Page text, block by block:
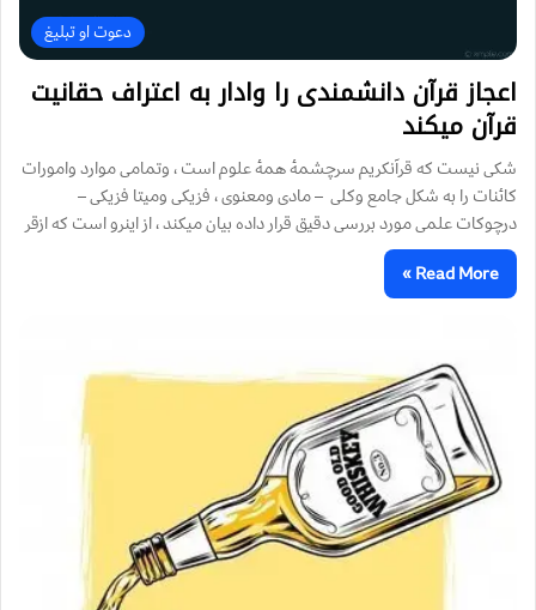
دعوت او تبلیغ
اعجاز قرآن دانشمندی را وادار به اعتراف حقانیت
قرآن میکند
شکی نیست که قرآنکریم سرچشمۀ همۀ علوم است ، وتمامی موارد وامورات
کائنات را به شکل جامع وکلی – مادی ومعنوی ، فزیکی ومیتا فزیکی –
درچوکات علمی مورد بررسی دقیق قرار داده بیان میکند ، از اینرو است که ازقر
Read More »